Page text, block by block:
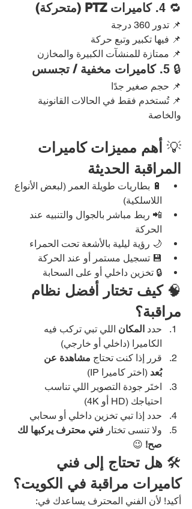
🔁 4. كاميرات PTZ (متحركة)
📌 تدور 360 درجة
📌 فيها تكبير وتبع حركة
📌 ممتازة للمنشآت الكبيرة والمخازن
🔒 5. كاميرات مخفية / تجسس
📌 حجم صغير جدًا
📌 تُستخدم فقط في الحالات القانونية
والخاصة
💡 أهم مميزات كاميرات
المراقبة الحديثة
🔋 بطاريات طويلة العمر (لبعض الأنواع
اللاسلكية)
📲 ربط مباشر بالجوال والتنبيه عند
الحركة
🌙 رؤية ليلية بالأشعة تحت الحمراء
💾 تسجيل مستمر أو عند الحركة
🔒 تخزين داخلي أو على السحابة
🧠 كيف تختار أفضل نظام
مراقبة؟
حدد المكان اللي تبي تركب فيه
الكاميرا (داخلي أو خارجي)
قرر إذا كنت تحتاج مشاهدة عن
بُعد (اختر كاميرا IP)
اختَر جودة التصوير اللي تناسب
احتياجك (HD أو 4K)
حدد إذا تبي تخزين داخلي أو سحابي
ولا تنسى تختار فني محترف يركبها لك
صح! 😉
🛠️ هل تحتاج إلى فني
كاميرات مراقبة في الكويت؟
أكيد! لأن الفني المحترف يساعدك في: